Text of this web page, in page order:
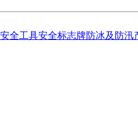
全工具安全标志牌防冰及防汛